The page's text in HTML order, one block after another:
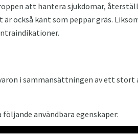
att hantera sjukdomar,
är också känt som peppar gräs.
i sammansättningen av ett stort
användbara egenskaper: